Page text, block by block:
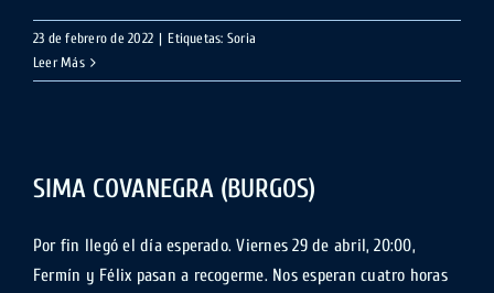
23 de febrero de 2022 | Etiquetas: Soria
Leer Más
SIMA COVANEGRA (BURGOS)
Por fin llegó el día esperado. Viernes 29 de abril, 20:00,
Fermín y Félix pasan a recogerme. Nos esperan cuatro horas